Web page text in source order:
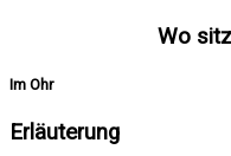
Wo
Im Ohr
Erläuterung